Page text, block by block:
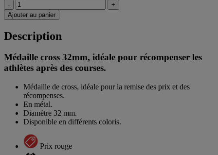
-
+
Ajouter au panier
Description
Médaille cross 32mm, idéale pour récompenser les
athlètes après des courses.
Médaille de cross, idéale pour la remise des prix et des
récompenses.
En métal.
Diamètre 32 mm.
Disponible en différents coloris.
Prix rouge